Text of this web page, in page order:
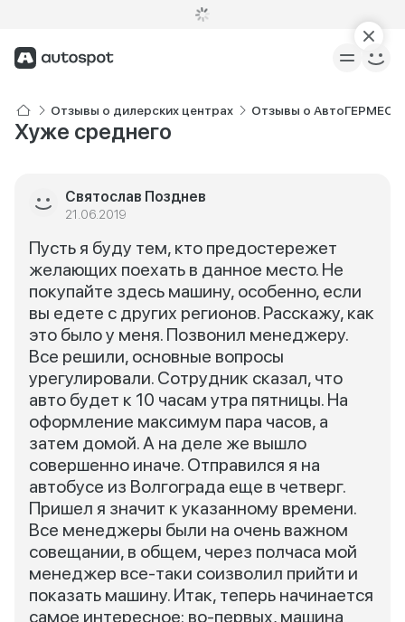
Отзывы о дилерских центрах Отзывы о АвтоГЕРМЕС
Хуже среднего
Святослав Позднев
21.06.2019
Пусть я буду тем, кто предостережет
желающих поехать в данное место. Не
покупайте здесь машину, особенно, если
вы едете с других регионов. Расскажу, как
это было у меня. Позвонил менеджеру.
Все решили, основные вопросы
урегулировали. Сотрудник сказал, что
авто будет к 10 часам утра пятницы. На
оформление максимум пара часов, а
затем домой. А на деле же вышло
совершенно иначе. Отправился я на
автобусе из Волгограда еще в четверг.
Пришел я значит к указанному времени.
Все менеджеры были на очень важном
совещании, в общем, через полчаса мой
менеджер все-таки соизволил прийти и
показать машину. Итак, теперь начинается
самое интересное: во-первых, машина